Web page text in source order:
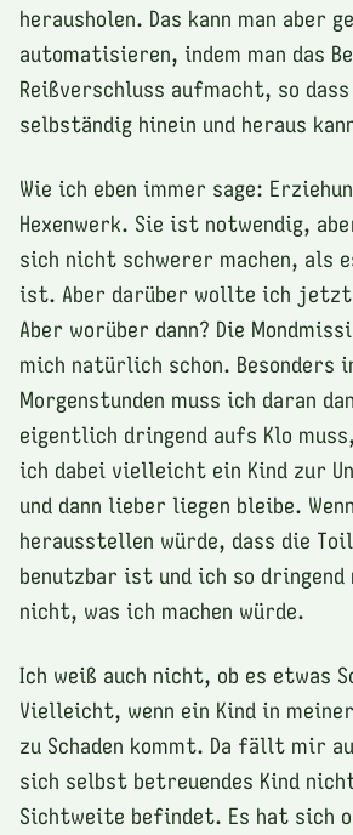
herausholen. Das kann man aber
automatisieren, indem man das
Reißverschluss aufmacht, so dass
selbständig hinein und heraus
Wie ich eben immer sage:
Hexenwerk. Sie ist notwendig,
sich nicht schwerer machen, als
ist. Aber darüber wollte ich
Aber worüber dann? Die
mich natürlich schon. Besonders
Morgenstunden muss ich daran
eigentlich dringend aufs Klo
ich dabei vielleicht ein Kind zur
und dann lieber liegen bleibe.
herausstellen würde, dass die
benutzbar ist und ich so dringend
nicht, was ich machen würde.
Ich weiß auch nicht, ob es etwas
Vielleicht, wenn ein Kind in
zu Schaden kommt. Da fällt mir
sich selbst betreuendes Kind
Sichtweite befindet. Es hat sich